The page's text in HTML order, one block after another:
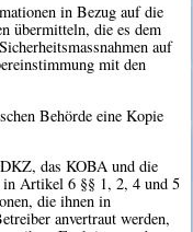
in Bezug auf die
übermitteln, die es dem
auf
mit den
Behörde eine Kopie
das KOBA und die
in Artikel 6 §§ 1, 2, 4 und 5
die ihnen in
anvertraut werden,